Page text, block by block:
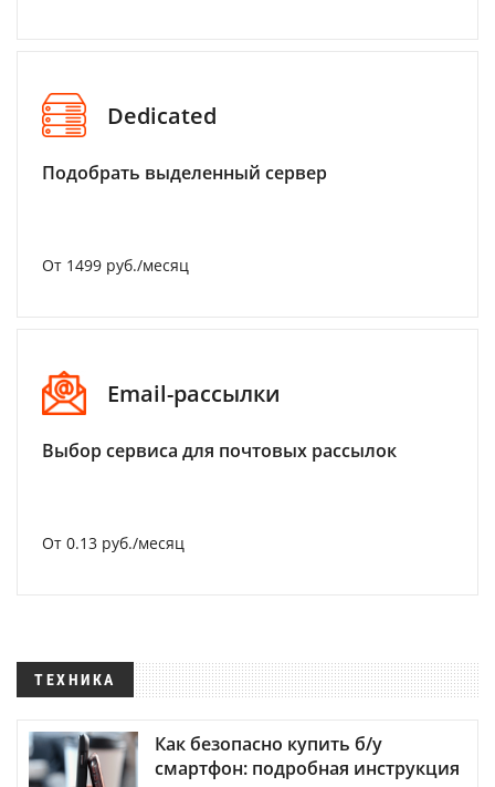
Dedicated
Подобрать выделенный сервер
От 1499 руб./месяц
Email-рассылки
Выбор сервиса для почтовых рассылок
От 0.13 руб./месяц
ТЕХНИКА
Как безопасно купить б/у
смартфон: подробная инструкция